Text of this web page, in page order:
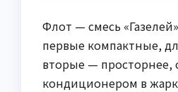
Флот — смесь
первые компактные,
вторые — просторнее,
кондиционером в